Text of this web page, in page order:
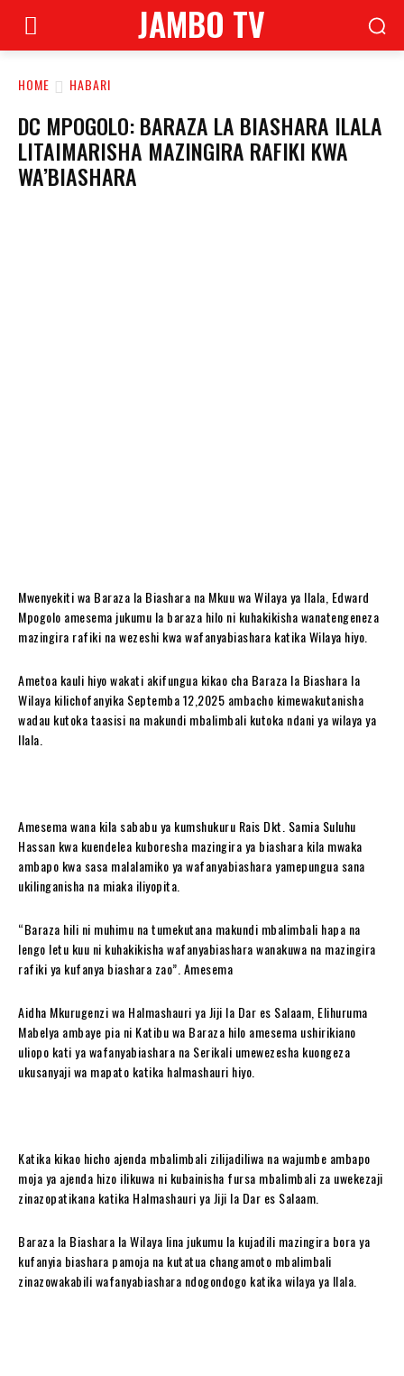
JAMBO TV
HOME HABARI
DC MPOGOLO: BARAZA LA BIASHARA ILALA
LITAIMARISHA MAZINGIRA RAFIKI KWA
WA’BIASHARA
Mwenyekiti wa Baraza la Biashara na Mkuu wa Wilaya ya Ilala, Edward
Mpogolo amesema jukumu la baraza hilo ni kuhakikisha wanatengeneza
mazingira rafiki na wezeshi kwa wafanyabiashara katika Wilaya hiyo.
Ametoa kauli hiyo wakati akifungua kikao cha Baraza la Biashara la
Wilaya kilichofanyika Septemba 12,2025 ambacho kimewakutanisha
wadau kutoka taasisi na makundi mbalimbali kutoka ndani ya wilaya ya
Ilala.
Amesema wana kila sababu ya kumshukuru Rais Dkt. Samia Suluhu
Hassan kwa kuendelea kuboresha mazingira ya biashara kila mwaka
ambapo kwa sasa malalamiko ya wafanyabiashara yamepungua sana
ukilinganisha na miaka iliyopita.
“Baraza hili ni muhimu na tumekutana makundi mbalimbali hapa na
lengo letu kuu ni kuhakikisha wafanyabiashara wanakuwa na mazingira
rafiki ya kufanya biashara zao”. Amesema
Aidha Mkurugenzi wa Halmashauri ya Jiji la Dar es Salaam, Elihuruma
Mabelya ambaye pia ni Katibu wa Baraza hilo amesema ushirikiano
uliopo kati ya wafanyabiashara na Serikali umewezesha kuongeza
ukusanyaji wa mapato katika halmashauri hiyo.
Katika kikao hicho ajenda mbalimbali zilijadiliwa na wajumbe ambapo
moja ya ajenda hizo ilikuwa ni kubainisha fursa mbalimbali za uwekezaji
zinazopatikana katika Halmashauri ya Jiji la Dar es Salaam.
Baraza la Biashara la Wilaya lina jukumu la kujadili mazingira bora ya
kufanyia biashara pamoja na kutatua changamoto mbalimbali
zinazowakabili wafanyabiashara ndogondogo katika wilaya ya Ilala.